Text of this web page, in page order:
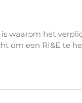
waarom het
om een RI&E te